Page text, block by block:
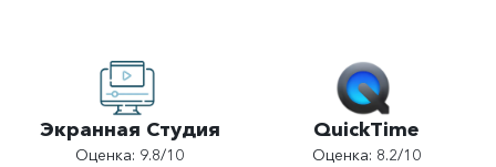
Экранная Студия
Оценка: 9.8/10
QuickTime
Оценка: 8.2/10